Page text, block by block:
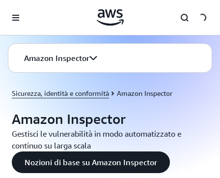
Amazon Inspector
Sicurezza, identità e conformità Amazon Inspector
Amazon Inspector
Gestisci le vulnerabilità in modo automatizzato e
continuo su larga scala
Nozioni di base su Amazon Inspector